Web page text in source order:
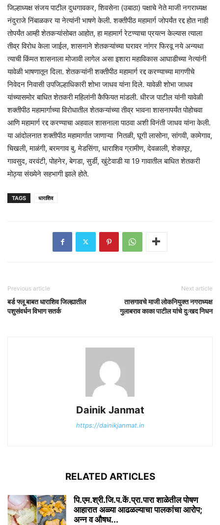
जिल्हाध्यक्ष संजय पाटील दुधगावकर, शिवसेना (उबाठा) पक्षाचे नेते माजी नगराध्यक्ष
नंदुराजे निंबाळकर या नेत्यांनी भाषणे केली. शक्तीपीठ महामार्ग जोपर्यंत रद्द होत नाही
तोपर्यंत आम्ही शेतकऱ्यांसोबत आहोत, हा महामार्ग रेटण्याचा प्रयत्न केल्यास त्याला
तीव्र विरोध केला जाईल, शासनाने शेतकऱ्यांच्या घरावर नांगर फिरवू नये अन्यथा
त्याची किंमत शासनाला मोजावी लागेल असा इशारा महाविकास आघाडीच्या नेत्यांनी
यावेळी भाषणातून दिला. शेतकऱ्यांनी शक्तीपीठ महामार्ग रद्द करण्याच्या मागणीचे
निवेदन निवासी उपजिल्हाधिकारी शोभा जाधव यांना दिले. यावेळी शोभा जाधव
यांच्यासमोर बाधित शेतकरी महिलांनी कैफियत मांडली. धीरज पाटील यांनी यावेळी
शक्तीपीठ महामार्गाच्या विरोधातील शेतकऱ्यांच्या तीव्र भावना शासनापर्यंत पोहोचवा
आणि महामार्ग रद्द करण्याचा अहवाल शासनाला पाठवा अशी विनंती जाधव यांना केली.
या आंदोलनात शक्तीपीठ महामार्गात जाणाऱ्या नितळी, घूगी लासोना, सांगवी, कामेगाव,
चिखली, माळंगी, बरमगाव बु. मेडसिंगा, धाराशिव ग्रामीण, देवळाली, शेकापूर,
गावसुद, वरवंटी, पोहनेर, बेगडा, सुर्डी, खुंटेवाडी या 19 गावातील बाधित शेतकरी
मोठ्या संख्येने सहभागी झाले होते.
TAGS धाराशिव
Previous article
बर्ड फ्लू बाबत धाराशिव जिल्ह्यातील
पशुसंवर्धन विभाग सतर्क
Next article
तासगावचे माजी लोकनियुक्त नगराध्यक्ष
गुलाबराव काका पाटील यांचे दुःखद निधन
Dainik Janmat
https://dainikjanmat.in
RELATED ARTICLES
पि.एम.श्री.जि.प.कें.प्रा.पारा शाळेतील पोषण
आहारात अळ्या आढळल्याचा पालकांचा आरोप;
अन्न व औषध...